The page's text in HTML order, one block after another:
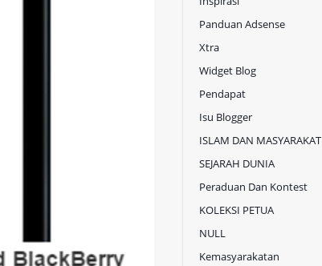
Panduan Adsense
Xtra
Widget Blog
Pendapat
Isu Blogger
ISLAM DAN MASYARAKAT
SEJARAH DUNIA
Peraduan Dan Kontest
KOLEKSI PETUA
NULL
Kemasyarakatan